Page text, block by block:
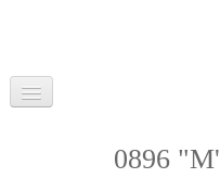
Bretaña en colores0896